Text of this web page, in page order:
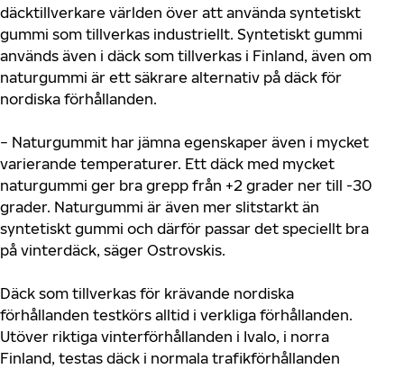
däcktillverkare världen över att använda syntetiskt
gummi som tillverkas industriellt. Syntetiskt gummi
används även i däck som tillverkas i Finland, även om
naturgummi är ett säkrare alternativ på däck för
nordiska förhållanden.
− Naturgummit har jämna egenskaper även i mycket
varierande temperaturer. Ett däck med mycket
naturgummi ger bra grepp från +2 grader ner till -30
grader. Naturgummi är även mer slitstarkt än
syntetiskt gummi och därför passar det speciellt bra
på vinterdäck, säger Ostrovskis.
Däck som tillverkas för krävande nordiska
förhållanden testkörs alltid i verkliga förhållanden.
Utöver riktiga vinterförhållanden i Ivalo, i norra
Finland, testas däck i normala trafikförhållanden